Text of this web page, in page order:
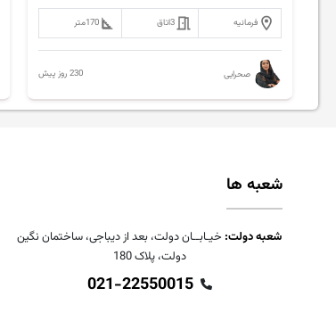
فرمانیه 3اتاق 170متر
صحرایی 230 روز پیش
شعبه ها
شعبه دولت: خیـابــان دولت، بعد از دیباجی، ساختمان نگین
دولت، پلاک 180
021-22550015